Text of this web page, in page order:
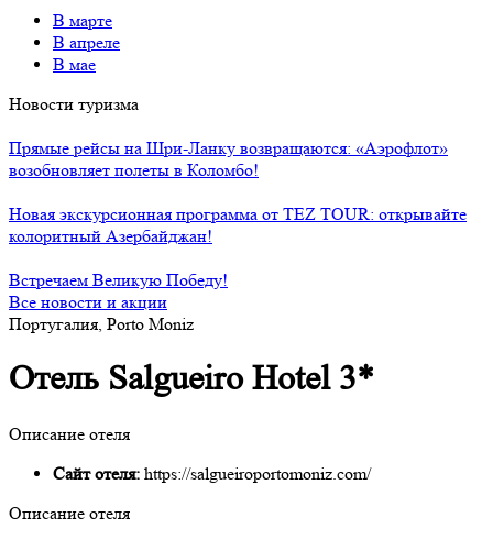
В марте
В апреле
В мае
Новости туризма
Прямые рейсы на Шри-Ланку возвращаются: «Аэрофлот»
возобновляет полеты в Коломбо!
Новая экскурсионная программа от TEZ TOUR: открывайте
колоритный Азербайджан!
Встречаем Великую Победу!
Все новости и акции
Португалия, Porto Moniz
Отель Salgueiro Hotel 3*
Описание отеля
Сайт отеля: https://salgueiroportomoniz.com/
Описание отеля